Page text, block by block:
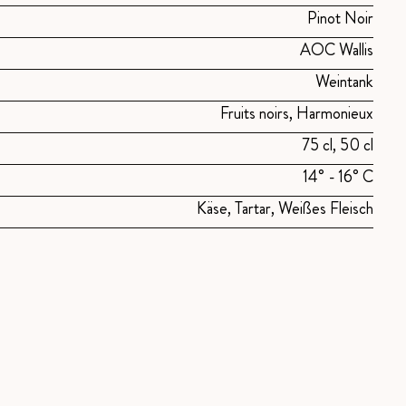
Pinot Noir
AOC Wallis
Weintank
Fruits noirs, Harmonieux
75 cl, 50 cl
14° - 16° C
Käse, Tartar, Weißes Fleisch